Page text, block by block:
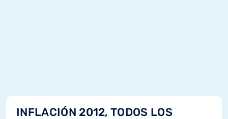
INFLACIÓN 2012, TODOS LOS